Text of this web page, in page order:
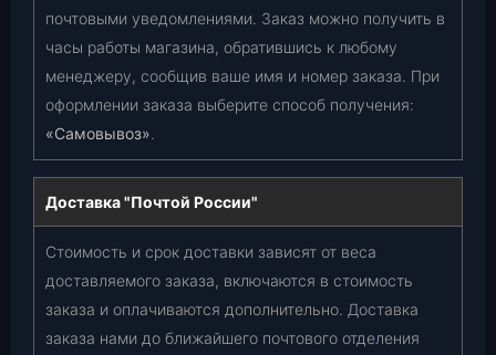
почтовыми уведомлениями. Заказ можно получить в
часы работы магазина, обратившись к любому
менеджеру, сообщив ваше имя и номер заказа. При
оформлении заказа выберите способ получения:
«Самовывоз».
Доставка "Почтой России"
Стоимость и срок доставки зависят от веса
доставляемого заказа, включаются в стоимость
заказа и оплачиваются дополнительно. Доставка
заказа нами до ближайшего почтового отделения